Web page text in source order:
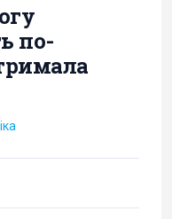
по-